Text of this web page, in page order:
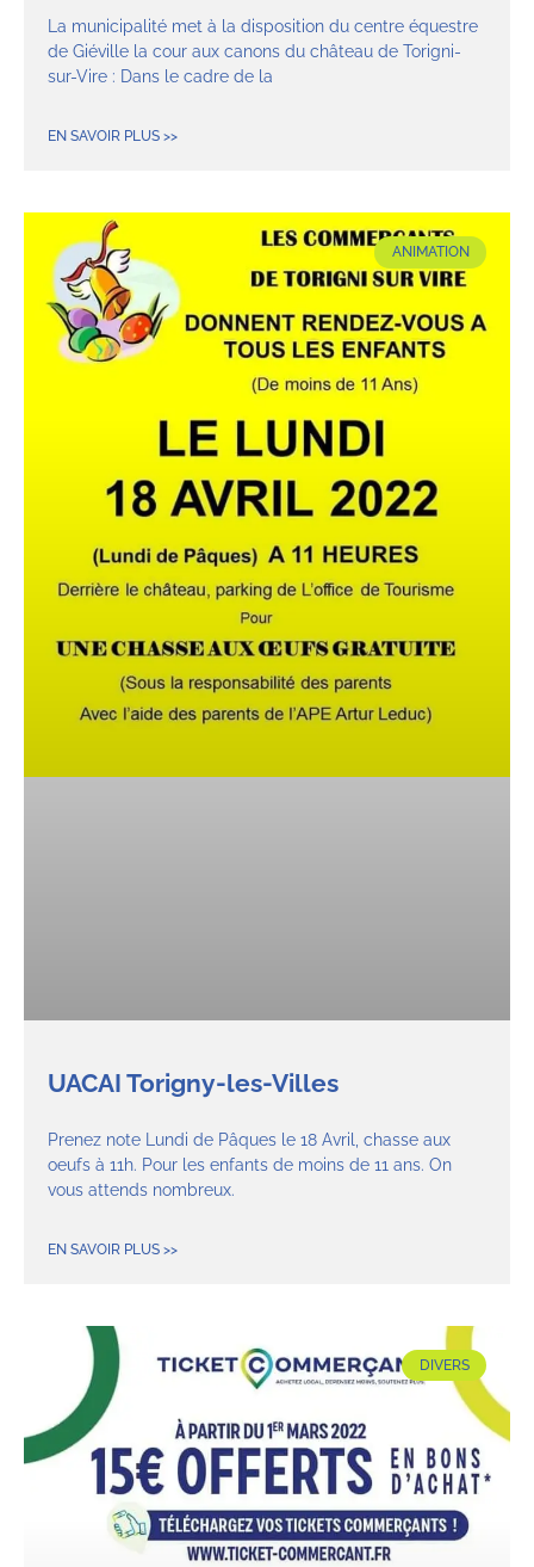
La municipalité met à la disposition du centre équestre
de Giéville la cour aux canons du château de Torigni-
sur-Vire : Dans le cadre de la
EN SAVOIR PLUS >>
ANIMATION
UACAI Torigny-les-Villes
Prenez note Lundi de Pâques le 18 Avril, chasse aux
oeufs à 11h. Pour les enfants de moins de 11 ans. On
vous attends nombreux.
EN SAVOIR PLUS >>
DIVERS